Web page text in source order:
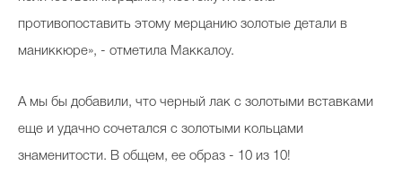
противопоставить этому мерцанию золотые детали в
маниккюре», - отметила Маккалоу.
А мы бы добавили, что черный лак с золотыми вставками
еще и удачно сочетался с золотыми кольцами
знаменитости. В общем, ее образ - 10 из 10!